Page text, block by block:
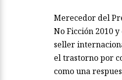
Merecedor del
No Ficción 2010
seller
el trastorno por
como una